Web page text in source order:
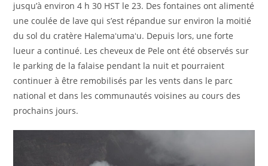
jusqu’à environ 4 h 30 HST le 23. Des fontaines ont alimenté
une coulée de lave qui s’est répandue sur environ la moitié
du sol du cratère Halemaʻumaʻu. Depuis lors, une forte
lueur a continué. Les cheveux de Pele ont été observés sur
le parking de la falaise pendant la nuit et pourraient
continuer à être remobilisés par les vents dans le parc
national et dans les communautés voisines au cours des
prochains jours.